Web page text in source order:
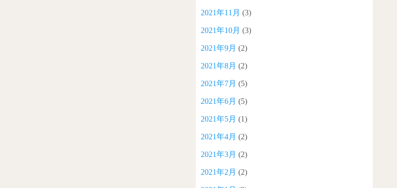
2021年11月 (3)
2021年10月 (3)
2021年9月 (2)
2021年8月 (2)
2021年7月 (5)
2021年6月 (5)
2021年5月 (1)
2021年4月 (2)
2021年3月 (2)
2021年2月 (2)